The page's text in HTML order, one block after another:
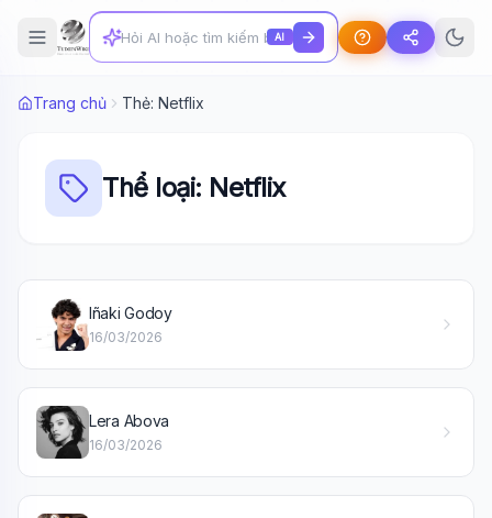
AI
Trang chủ Thẻ: Netflix
Thể loại: Netflix
Iñaki Godoy
16/03/2026
Lera Abova
16/03/2026
🤖
🎓